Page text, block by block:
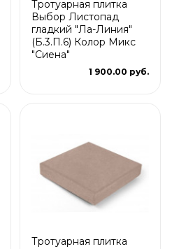
Тротуарная плитка
Выбор Листопад
гладкий "Ла-Линия"
(Б.3.П.6) Колор Микс
"Сиена"
1 900.00 руб.
Тротуарная плитка